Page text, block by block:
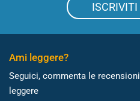
Ami leggere?
Seguici, commenta le
leggere